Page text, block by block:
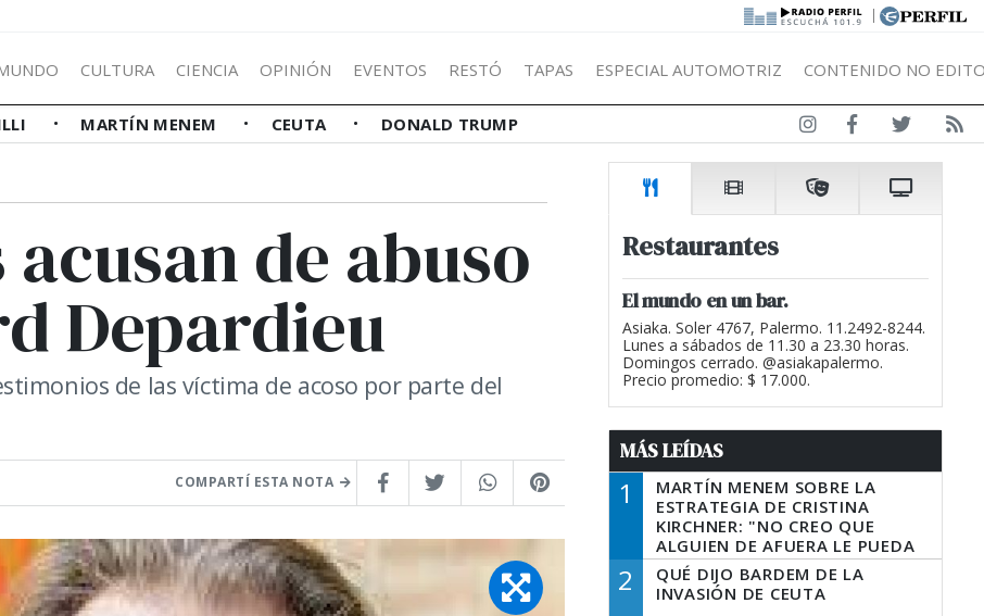
|
CULTURA CIENCIA OPINIÓN EVENTOS RESTÓ TAPAS ESPECIAL AUTOMOTRIZ CONTENIDO NO
MARTÍN MENEM CEUTA DONALD TRUMP
de abuso
Depardieu
de las víctima de acoso por parte del
COMPARTÍ ESTA NOTA
Restaurantes
El mundo en un bar.
Asiaka. Soler 4767, Palermo. 11.2492-8244.
Lunes a sábados de 11.30 a 23.30 horas.
Domingos cerrado. @asiakapalermo.
Precio promedio: $ 17.000.
MÁS LEÍDAS
1
MARTÍN MENEM SOBRE LA
ESTRATEGIA DE CRISTINA
KIRCHNER: "NO CREO QUE
ALGUIEN DE AFUERA LE PUEDA
DECIR A LA JUSTICIA LO QUE
TIENE QUE HACER"
2
QUÉ DIJO BARDEM DE LA
INVASIÓN DE CEUTA